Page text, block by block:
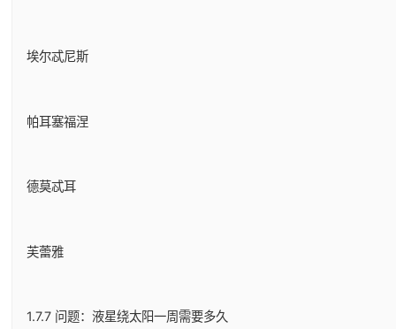
埃尔忒尼斯
帕耳塞福涅
德莫忒耳
芙蕾雅
1.7.7 问题：液星绕太阳一周需要多久